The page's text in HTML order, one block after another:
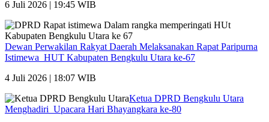
6 Juli 2026 | 19:45 WIB
Dewan Perwakilan Rakyat Daerah Melaksanakan Rapat Paripurna
Istimewa HUT Kabupaten Bengkulu Utara ke-67
4 Juli 2026 | 18:07 WIB
Ketua DPRD Bengkulu Utara
Menghadiri Upacara Hari Bhayangkara ke-80